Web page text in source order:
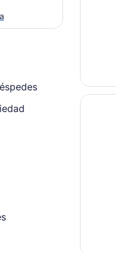
Se
Bunker